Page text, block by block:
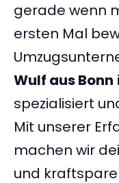
gerade wenn
ersten Mal
Wulf aus Bonn
spezialisiert
Mit unserer
machen wir
und